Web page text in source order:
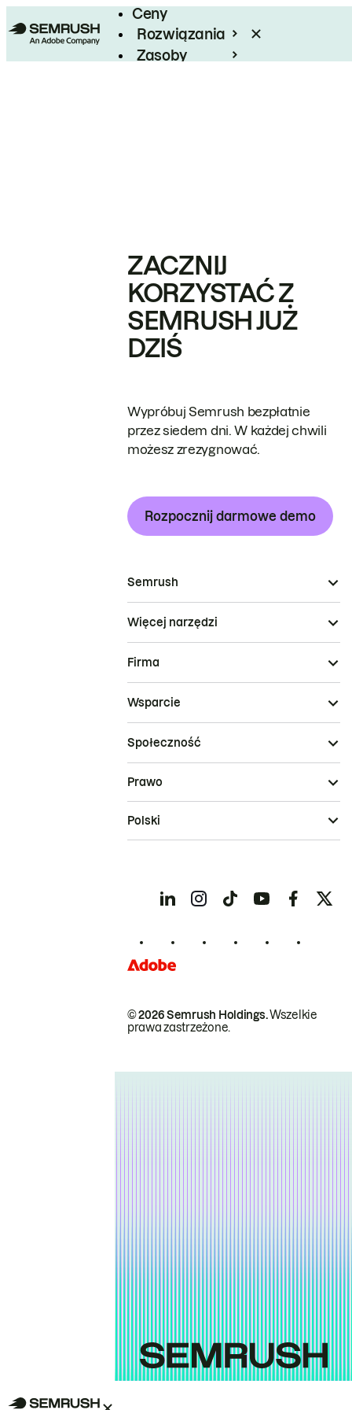
Ceny
Rozwiązania
Zasoby
ZACZNIJ
KORZYSTAĆ Z
SEMRUSH JUŻ
DZIŚ
Wypróbuj Semrush bezpłatnie
przez siedem dni. W każdej chwili
możesz zrezygnować.
Rozpocznij darmowe demo
Semrush
Więcej narzędzi
Firma
Wsparcie
Społeczność
© 2026 Semrush Holdings.Wszelkie
prawa zastrzeżone.
Prawo
Polski